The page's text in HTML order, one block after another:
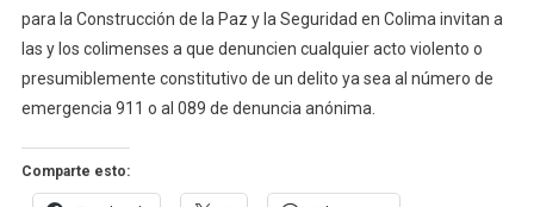
para la Construcción de la Paz y la Seguridad en Colima invitan a
las y los colimenses a que denuncien cualquier acto violento o
presumiblemente constitutivo de un delito ya sea al número de
emergencia 911 o al 089 de denuncia anónima.
Comparte esto: